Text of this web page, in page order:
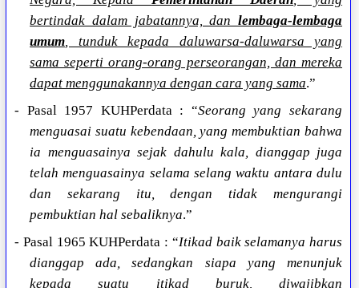
bertindak dalam jabatannya, dan lembaga-lembaga
umum, tunduk kepada daluwarsa-daluwarsa yang
sama seperti orang-orang perseorangan, dan mereka
dapat menggunakannya dengan cara yang sama.”
- Pasal 1957 KUHPerdata : “Seorang yang sekarang
menguasai suatu kebendaan, yang membuktian bahwa
ia menguasainya sejak dahulu kala, dianggap juga
telah menguasainya selama selang waktu antara dulu
dan sekarang itu, dengan tidak mengurangi
pembuktian hal sebaliknya.”
- Pasal 1965 KUHPerdata : “Itikad baik selamanya harus
dianggap ada, sedangkan siapa yang menunjuk
kepada suatu itikad buruk, diwajibkan